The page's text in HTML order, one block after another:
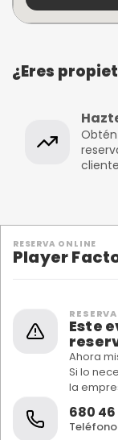
¿Eres
RESERVA ONLINE
Player
Este
Ahora
Si lo
la
680 46